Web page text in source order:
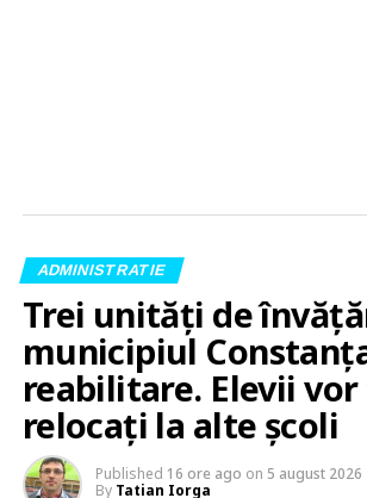
ADMINISTRATIE
Trei unități de
municipiul
reabilitare. Elevii
relocați la alte școli
Published 16 ore ago on 5 august 2026
By Tatian Iorga